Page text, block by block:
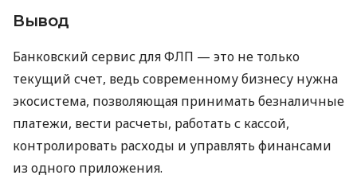
Вывод
Банковский сервис для ФЛП — это не только
текущий счет, ведь современному бизнесу нужна
экосистема, позволяющая принимать безналичные
платежи, вести расчеты, работать с кассой,
контролировать расходы и управлять финансами
из одного приложения.